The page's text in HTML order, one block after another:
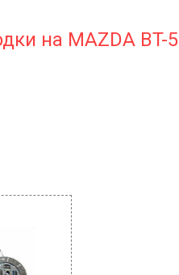
на MAZDA BT-